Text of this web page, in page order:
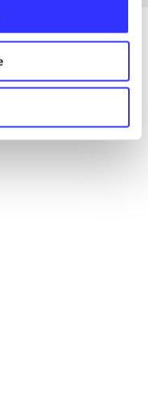
udgivelser